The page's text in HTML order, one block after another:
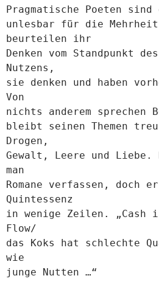
Pragmatische Poeten
unlesbar für die
beurteilen ihr
Denken vom Standpunkt
Nutzens,
sie denken und haben
Von
nichts anderem sprechen
bleibt seinen Themen
Drogen,
Gewalt, Leere und Liebe.
man
Romane verfassen, doch
Quintessenz
in wenige Zeilen. „Cash
Flow/
das Koks hat schlechte
wie
junge Nutten …“